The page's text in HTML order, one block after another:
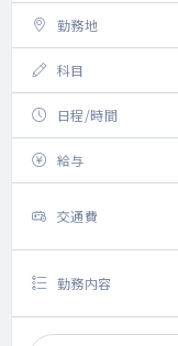
勤務地
科目
日程/時間
給与
交通費
勤務内容